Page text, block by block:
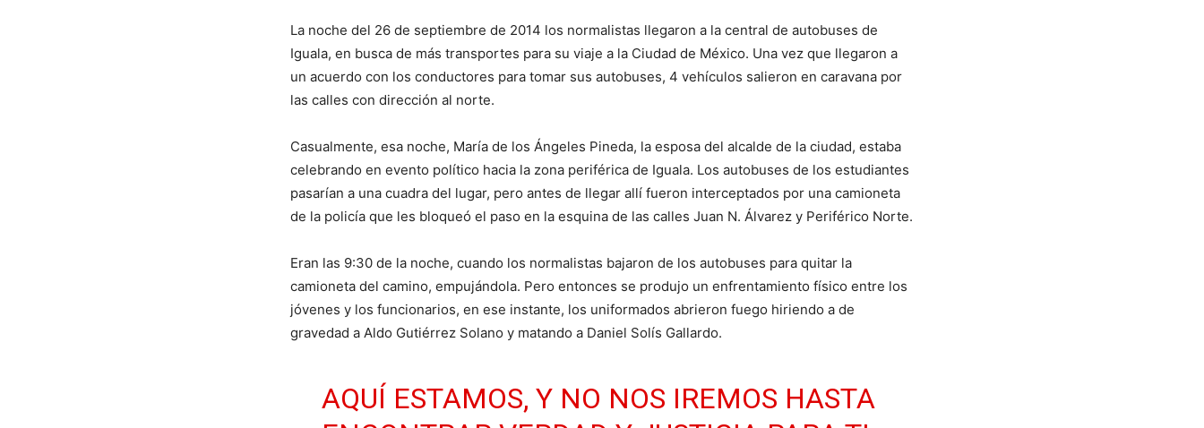
La noche del 26 de septiembre de 2014 los normalistas llegaron a la central de autobuses de
Iguala, en busca de más transportes para su viaje a la Ciudad de México. Una vez que llegaron a
un acuerdo con los conductores para tomar sus autobuses, 4 vehículos salieron en caravana por
las calles con dirección al norte.
Casualmente, esa noche, María de los Ángeles Pineda, la esposa del alcalde de la ciudad, estaba
celebrando en evento político hacia la zona periférica de Iguala. Los autobuses de los estudiantes
pasarían a una cuadra del lugar, pero antes de llegar allí fueron interceptados por una camioneta
de la policía que les bloqueó el paso en la esquina de las calles Juan N. Álvarez y Periférico Norte.
Eran las 9:30 de la noche, cuando los normalistas bajaron de los autobuses para quitar la
camioneta del camino, empujándola. Pero entonces se produjo un enfrentamiento físico entre los
jóvenes y los funcionarios, en ese instante, los uniformados abrieron fuego hiriendo a de
gravedad a Aldo Gutiérrez Solano y matando a Daniel Solís Gallardo.
AQUÍ ESTAMOS, Y NO NOS IREMOS HASTA